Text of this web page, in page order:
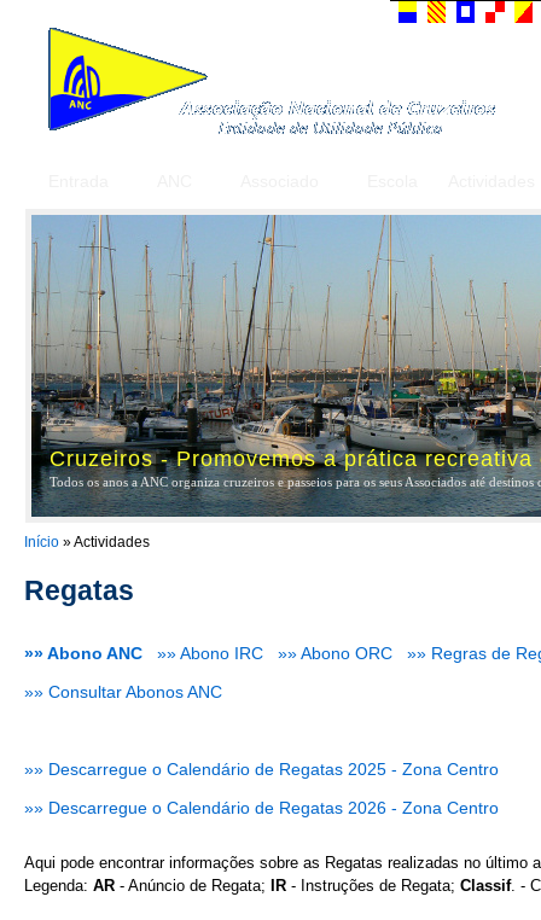
Cruzeiros - Promovemos a prática
Todos os anos a ANC organiza cruzeiros e passeios para os seus Associados até
You are here
Início » Actividades
Regatas
»» Abono ANC »» Abono IRC »» Abono ORC
»» Regras de
»» Consultar Abonos ANC
»» Descarregue o Calendário de Regatas 2025 - Zona Centro
»» Descarregue o Calendário de Regatas 2026 - Zona Centro
Aqui pode encontrar informações sobre as Regatas realizadas no último
Legenda: AR - Anúncio de Regata; IR - Instruções de Regata; Classif. -